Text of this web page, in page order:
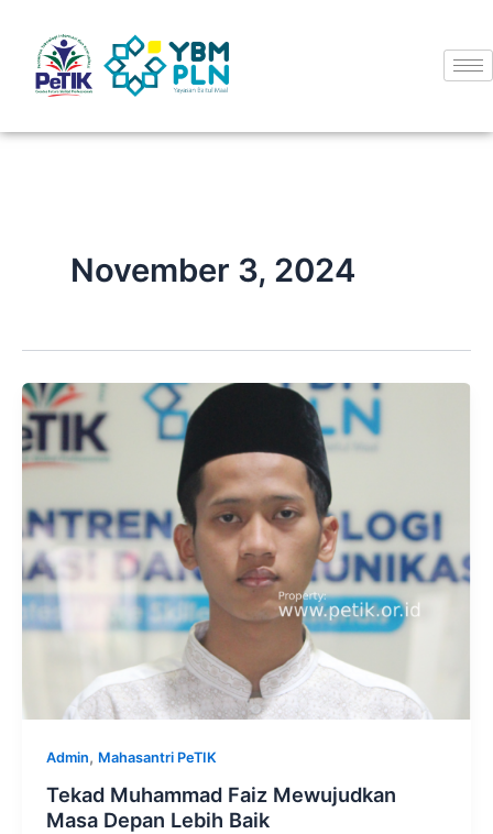
content
November 3, 2024
Admin, Mahasantri PeTIK
Tekad Muhammad Faiz Mewujudkan
Masa Depan Lebih Baik